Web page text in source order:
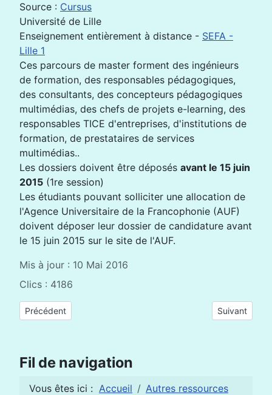
Source : Cursus
Université de Lille
Enseignement entièrement à distance - SEFA -
Lille 1
Ces parcours de master forment des ingénieurs
de formation, des responsables pédagogiques,
des consultants, des concepteurs pédagogiques
multimédias, des chefs de projets e-learning, des
responsables TICE d'entreprises, d'institutions de
formation, de prestataires de services
multimédias..
Les dossiers doivent être déposés avant le 15 juin
2015 (1re session)
Les étudiants pouvant solliciter une allocation de
l'Agence Universitaire de la Francophonie (AUF)
doivent déposer leur dossier de candidature avant
le 15 juin 2015 sur le site de l'AUF.
Mis à jour : 10 Mai 2016
Clics : 4186
Article précédent : Congo, 500 enseignants en formation
Précédent Article
Suivant
Fil de navigation
Vous êtes ici : Accueil
Autres ressources